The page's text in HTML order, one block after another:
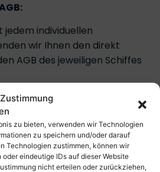
zu bieten, verwenden wir Technologien
zu speichern und/oder darauf
Technologien zustimmen, können wir
eindeutige IDs auf dieser Website
nicht erteilen oder zurückziehen,
jedem individuellen
wir Ihnen den direkt
AGB des jeweiligen Schiffes
Möchten Sie die Bedingungen
Schiffes schon vor einer
Sie uns gerne – wir
entsprechenden PDF-
zu.